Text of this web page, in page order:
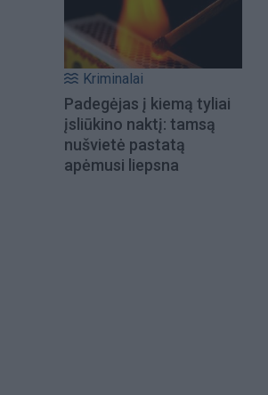
Kriminalai
Padegėjas į kiemą tyliai
įsliūkino naktį: tamsą
nušvietė pastatą
apėmusi liepsna